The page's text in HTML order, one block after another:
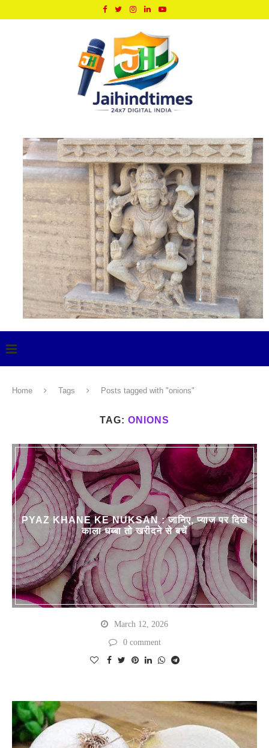
Home Tags Posts tagged with "onions"
TAG: ONIONS
PYAZ KHANE KE NUKSAN : जानिए, प्याज पर दिखे
काला धब्बा तो खरीदने से बचें
March 12, 2026
0 comment